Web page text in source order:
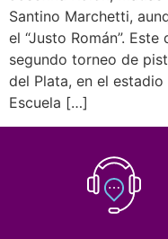
Santino Marchetti,
el “Justo Román”.
segundo torneo de
del Plata, en el estadio
Escuela […]